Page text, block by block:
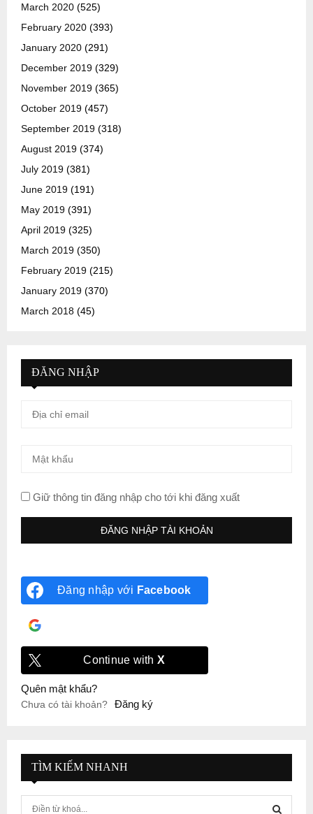
March 2020 (525)
February 2020 (393)
January 2020 (291)
December 2019 (329)
November 2019 (365)
October 2019 (457)
September 2019 (318)
August 2019 (374)
July 2019 (381)
June 2019 (191)
May 2019 (391)
April 2019 (325)
March 2019 (350)
February 2019 (215)
January 2019 (370)
March 2018 (45)
ĐĂNG NHẬP
Giữ thông tin đăng nhập cho tới khi đăng xuất
Đăng nhập với Facebook
Continue with X
Quên mật khẩu?
Chưa có tài khoản? Đăng ký
TÌM KIẾM NHANH